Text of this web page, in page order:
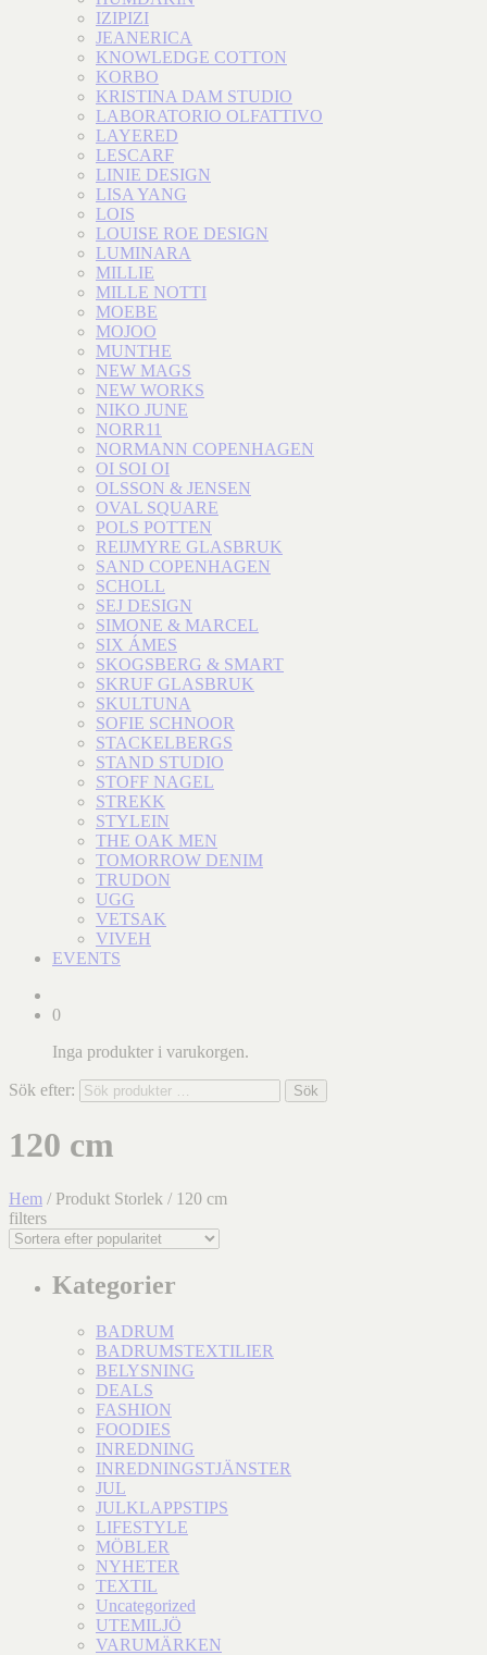
IZIPIZI
JEANERICA
KNOWLEDGE COTTON
KORBO
KRISTINA DAM STUDIO
LABORATORIO OLFATTIVO
LAYERED
LESCARF
LINIE DESIGN
LISA YANG
LOIS
LOUISE ROE DESIGN
LUMINARA
MILLIE
MILLE NOTTI
MOEBE
MOJOO
MUNTHE
NEW MAGS
NEW WORKS
NIKO JUNE
NORR11
NORMANN COPENHAGEN
OI SOI OI
OLSSON & JENSEN
OVAL SQUARE
POLS POTTEN
REIJMYRE GLASBRUK
SAND COPENHAGEN
SCHOLL
SEJ DESIGN
SIMONE & MARCEL
SIX ÁMES
SKOGSBERG & SMART
SKRUF GLASBRUK
SKULTUNA
SOFIE SCHNOOR
STACKELBERGS
STAND STUDIO
STOFF NAGEL
STREKK
STYLEIN
THE OAK MEN
TOMORROW DENIM
TRUDON
UGG
VETSAK
VIVEH
EVENTS
0
Inga produkter i varukorgen.
Sök efter: Sök
120 cm
Hem / Produkt Storlek / 120 cm
filters
Kategorier
BADRUM
BADRUMSTEXTILIER
BELYSNING
DEALS
FASHION
FOODIES
INREDNING
INREDNINGSTJÄNSTER
JUL
JULKLAPPSTIPS
LIFESTYLE
MÖBLER
NYHETER
TEXTIL
Uncategorized
UTEMILJÖ
VARUMÄRKEN